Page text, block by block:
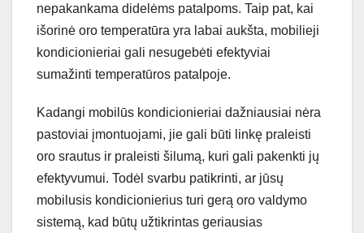
nepakankama didelėms patalpoms. Taip pat, kai
išorinė oro temperatūra yra labai aukšta, mobilieji
kondicionieriai gali nesugebėti efektyviai
sumažinti temperatūros patalpoje.
Kadangi mobilūs kondicionieriai dažniausiai nėra
pastoviai įmontuojami, jie gali būti linkę praleisti
oro srautus ir praleisti šilumą, kuri gali pakenkti jų
efektyvumui. Todėl svarbu patikrinti, ar jūsų
mobilusis kondicionierius turi gerą oro valdymo
sistemą, kad būtų užtikrintas geriausias